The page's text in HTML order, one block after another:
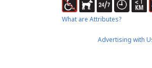
What are Attributes?
Advertising with